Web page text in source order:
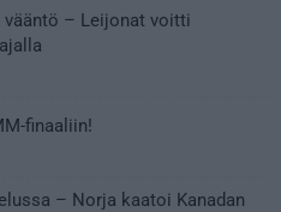
– Leijonat voitti
finaaliin!
– Norja kaatoi Kanadan